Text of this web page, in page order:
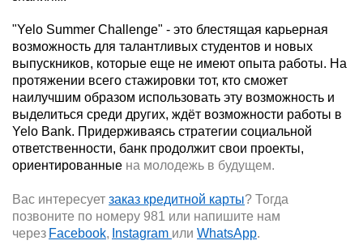
"Yelo Summer Challenge" - это блестящая карьерная
возможность для талантливых студентов и новых
выпускников, которые еще не имеют опыта работы. На
протяжении всего стажировки тот, кто сможет
наилучшим образом использовать эту возможность и
выделиться среди других, ждёт возможности работы в
Yelo Bank. Придерживаясь стратегии социальной
ответственности, банк продолжит свои проекты,
ориентированные на молодежь в будущем.
Вас интересует заказ кредитной карты? Тогда
позвоните по номеру 981 или напишите нам
через Facebook, Instagram или WhatsАpp.